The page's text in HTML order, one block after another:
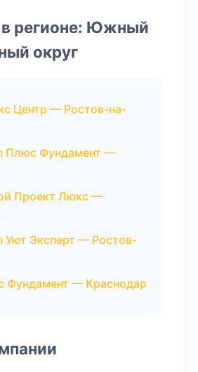
регионе: Южный
округ
Центр — Ростов-на-
Плюс Фундамент —
Проект Люкс —
Уют Эксперт — Ростов-
Фундамент — Краснодар